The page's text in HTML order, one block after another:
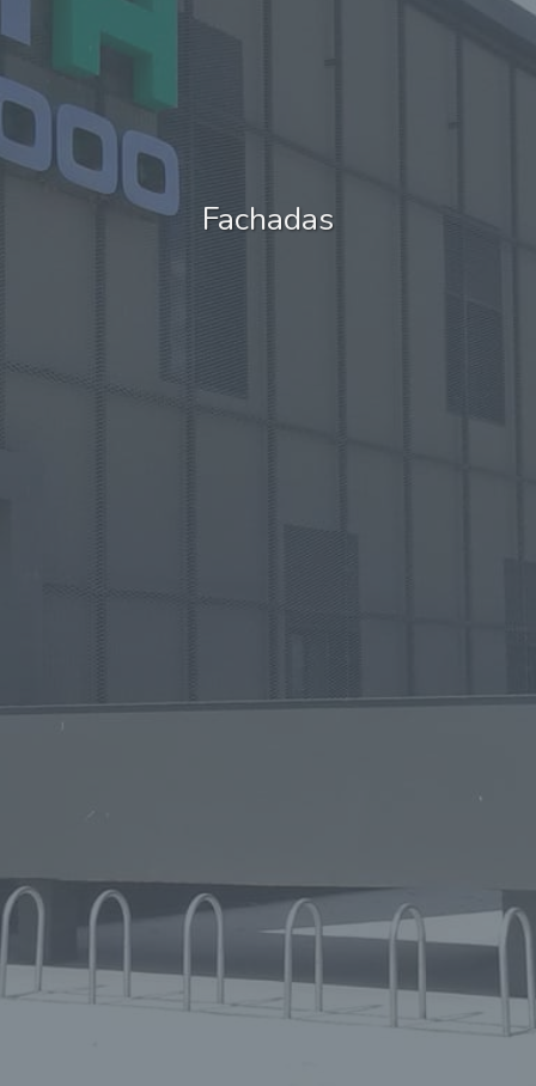
Fachadas